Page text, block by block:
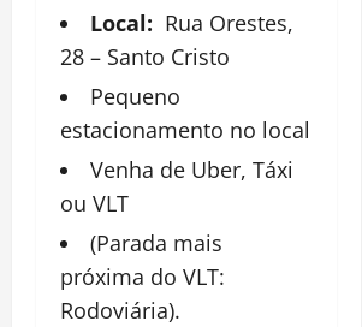
Local: Rua Orestes,
28 – Santo Cristo
Pequeno
estacionamento no local
Venha de Uber, Táxi
ou VLT
(Parada mais
próxima do VLT:
Rodoviária).